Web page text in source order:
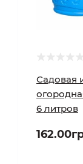
Садовая
6 литров